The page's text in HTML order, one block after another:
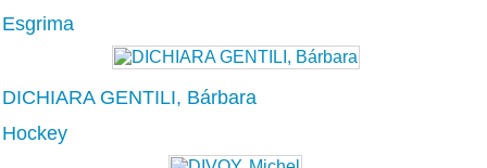
Esgrima
DICHIARA GENTILI, Bárbara
Hockey